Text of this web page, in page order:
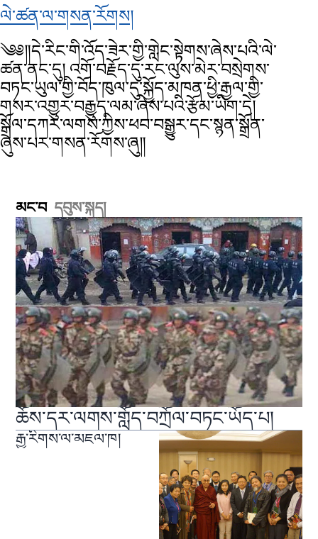
ལེ་ཚན་ལ་གསན་རོགས།
༄༅༎དེ་རིང་གི་འོད་ཟེར་གྱི་གླེང་སྟེགས་ཞེས་པའི་ལེ་
ཚན་ནང་དུ། འགོ་བརྗོད་དུ་རང་ལུས་མེར་བསྲེགས་
བཏང་ཡུལ་གྱི་བོད་ཁུལ་དུ་སྐྱོད་མཁན་ཕྱི་རྒྱལ་གྱི་
གསར་འགྱུར་བརྒྱུད་ལམ་ཞེས་པའི་རྩོམ་ཡིག་དེ།
སྒྲོལ་དཀར་ལགས་ཀྱིས་ཕབ་བསྒྱུར་དང་སྙན་སྒྲོན་
ཞུས་པར་གསན་རོགས་ཞུ༎
མང་བ དབུས་སྐད།
ཆོས་དར་ལགས་གློད་བཀྲོལ་བཏང་ཡོད་པ།
རྒྱ་རིགས་ལ་མཇལ་ཁ།